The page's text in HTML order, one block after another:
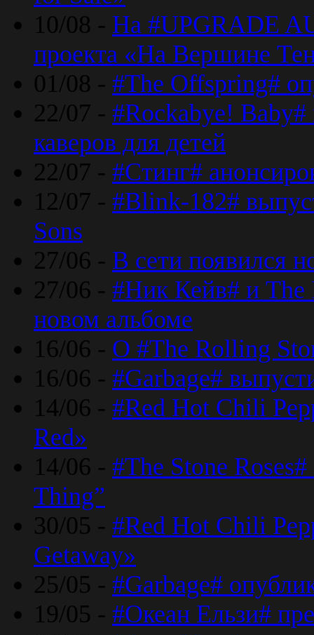
10/08 - На #UPGRADE
проекта «На Вершине
01/08 - #The Offspring#
22/07 - #Rockabye!
каверов для детей
22/07 - #Стинг#
12/07 - #Blink-182#
Sons
27/06 - В сети появился
27/06 - #Ник Кейв# и The
новом альбоме
16/06 - О #The Rolling
16/06 - #Garbage#
14/06 - #Red Hot Chili
Red»
14/06 - #The Stone
Thing”
30/05 - #Red Hot Chili
Getaway»
25/05 - #Garbage#
19/05 - #Океан Ельзи#